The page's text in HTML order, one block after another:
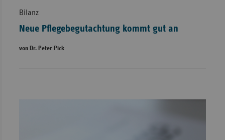
Bilanz
Neue Pflegebegutachtung kommt gut an
von Dr. Peter Pick